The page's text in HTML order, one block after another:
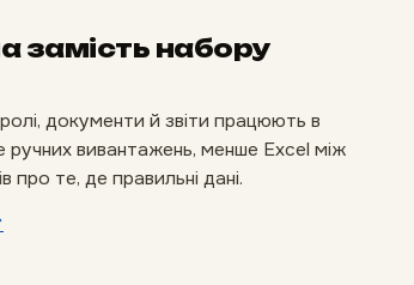
замість набору
документи й звіти працюють в
вивантажень, менше Excel між
про те, де правильні дані.